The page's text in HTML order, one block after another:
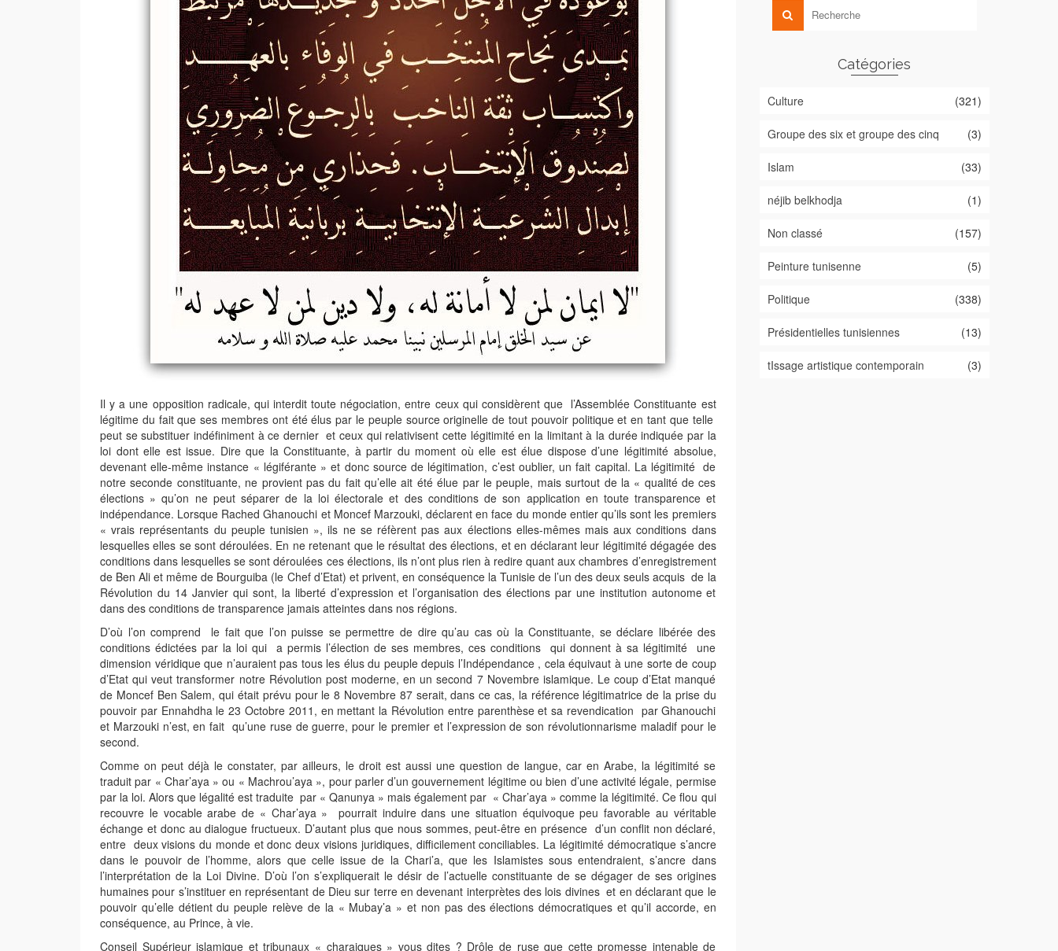
Il y a une opposition radicale, qui interdit toute négociation, entre ceux qui considèrent que l’Assemblée Constituante est
légitime du fait que ses membres ont été élus par le peuple source originelle de tout pouvoir politique et en tant que telle
peut se substituer indéfiniment à ce dernier et ceux qui relativisent cette légitimité en la limitant à la durée indiquée par la
loi dont elle est issue. Dire que la Constituante, à partir du moment où elle est élue dispose d’une légitimité absolue,
devenant elle-même instance « légiférante » et donc source de légitimation, c’est oublier, un fait capital. La légitimité de
notre seconde constituante, ne provient pas du fait qu’elle ait été élue par le peuple, mais surtout de la « qualité de ces
élections » qu’on ne peut séparer de la loi électorale et des conditions de son application en toute transparence et
indépendance. Lorsque Rached Ghanouchi et Moncef Marzouki, déclarent en face du monde entier qu’ils sont les premiers
« vrais représentants du peuple tunisien », ils ne se réfèrent pas aux élections elles-mêmes mais aux conditions dans
lesquelles elles se sont déroulées. En ne retenant que le résultat des élections, et en déclarant leur légitimité dégagée des
conditions dans lesquelles se sont déroulées ces élections, ils n’ont plus rien à redire quant aux chambres d’enregistrement
de Ben Ali et même de Bourguiba (le Chef d’Etat) et privent, en conséquence la Tunisie de l’un des deux seuls acquis de la
Révolution du 14 Janvier qui sont, la liberté d’expression et l’organisation des élections par une institution autonome et
dans des conditions de transparence jamais atteintes dans nos régions.
D’où l’on comprend le fait que l’on puisse se permettre de dire qu’au cas où la Constituante, se déclare libérée des
conditions édictées par la loi qui a permis l’élection de ses membres, ces conditions qui donnent à sa légitimité une
dimension véridique que n’auraient pas tous les élus du peuple depuis l’Indépendance , cela équivaut à une sorte de coup
d’Etat qui veut transformer notre Révolution post moderne, en un second 7 Novembre islamique. Le coup d’Etat manqué
de Moncef Ben Salem, qui était prévu pour le 8 Novembre 87 serait, dans ce cas, la référence légitimatrice de la prise du
pouvoir par Ennahdha le 23 Octobre 2011, en mettant la Révolution entre parenthèse et sa revendication par Ghanouchi
et Marzouki n’est, en fait qu’une ruse de guerre, pour le premier et l’expression de son révolutionnarisme maladif pour le
second.
Comme on peut déjà le constater, par ailleurs, le droit est aussi une question de langue, car en Arabe, la légitimité se
traduit par « Char’aya » ou « Machrou’aya », pour parler d’un gouvernement légitime ou bien d’une activité légale, permise
par la loi. Alors que légalité est traduite par « Qanunya » mais également par « Char’aya » comme la légitimité. Ce flou qui
recouvre le vocable arabe de « Char’aya » pourrait induire dans une situation équivoque peu favorable au véritable
échange et donc au dialogue fructueux. D’autant plus que nous sommes, peut-être en présence d’un conflit non déclaré,
entre deux visions du monde et donc deux visions juridiques, difficilement conciliables. La légitimité démocratique s’ancre
dans le pouvoir de l’homme, alors que celle issue de la Chari’a, que les Islamistes sous entendraient, s’ancre dans
l’interprétation de la Loi Divine. D’où l’on s’expliquerait le désir de l’actuelle constituante de se dégager de ses origines
humaines pour s’instituer en représentant de Dieu sur terre en devenant interprètes des lois divines et en déclarant que le
pouvoir qu’elle détient du peuple relève de la « Mubay’a » et non pas des élections démocratiques et qu’il accorde, en
conséquence, au Prince, à vie.
Conseil Supérieur islamique et tribunaux « charaiques » vous dites ? Drôle de ruse que cette promesse intenable de
Catégories
Culture (321)
Groupe des six et groupe des cinq (3)
Islam (33)
néjib belkhodja (1)
Non classé (157)
Peinture tunisenne (5)
Politique (338)
Présidentielles tunisiennes (13)
tIssage artistique contemporain (3)